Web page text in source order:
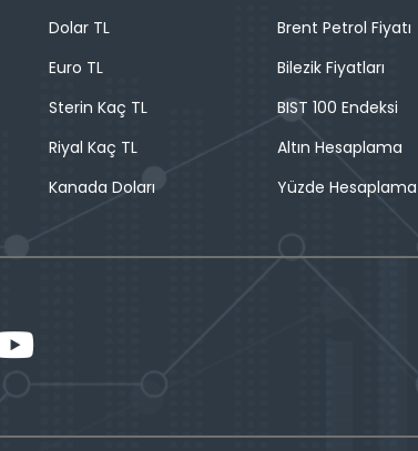
Dolar TL
Euro TL
Sterin Kaç TL
Riyal Kaç TL
Kanada Doları
Brent Petrol Fiyatı
Bilezik Fiyatları
BIST 100 Endeksi
Altın Hesaplama
Yüzde Hesaplama